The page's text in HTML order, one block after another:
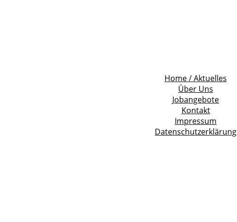
Home / Aktuelles
Über Uns
Jobangebote
Kontakt
Impressum
Datenschutzerklärung